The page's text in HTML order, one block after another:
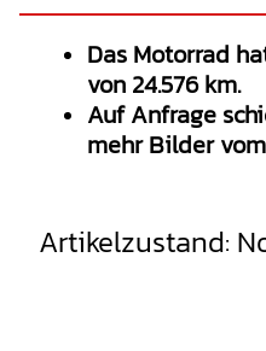
Das Motorrad
von 24.576 km.
Auf Anfrage
mehr Bilder
Artikelzustand: